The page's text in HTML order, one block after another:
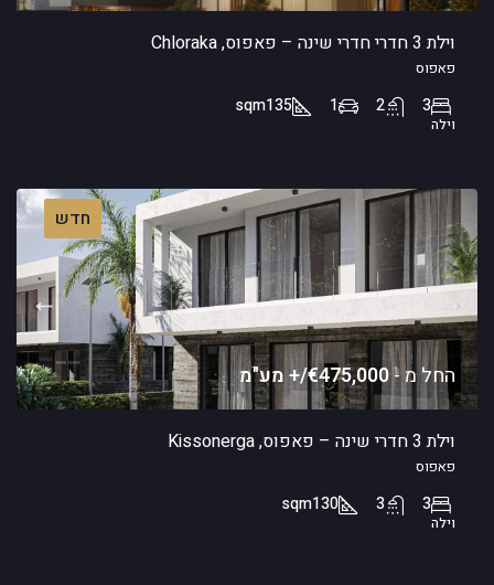
וילת 3 חדרי חדרי שינה – פאפוס, Chloraka
פאפוס
3
2
1
135
sqm
וילה
חדש
החל מ -€475,000/+ מע"מ
וילת 3 חדרי שינה – פאפוס, Kissonerga
פאפוס
3
3
130
sqm
וילה